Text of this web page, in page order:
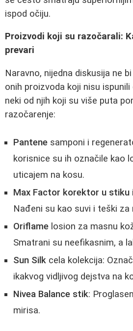
ispod očiju.
Proizvodi koji su razočarali:
prevari
Naravno, nijedna diskusija ne
onih proizvoda koji nisu ispunili
neki od njih koji su više puta
razočarenje:
Pantene samponi i
korisnice su ih označile kao
uticajem na kosu.
Max Factor korektor u stiku i
Nađeni su kao suvi i teški za
Oriflame losion za masnu
Smatrani su neefikasnim, a
Sun Silk cela kolekcija:
ikakvog vidljivog dejstva na
Nivea Balance stik:
mirisa.